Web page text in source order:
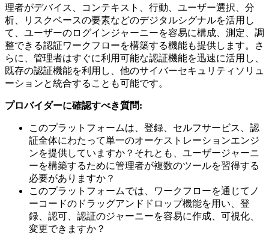
理者がデバイス、コンテキスト、行動、ユーザー選択、分
析、リスクベースの要素などのデジタルシグナルを活用し
て、ユーザーのログインジャーニーを容易に構成、測定、調
整できる認証ワークフローを構築する機能も提供します。さ
らに、管理者はすぐに利用可能な認証機能を迅速に活用し、
既存の認証機能を利用し、他のサイバーセキュリティソリュ
ーションと統合することも可能です。
プロバイダーに確認すべき質問:
このプラットフォームは、登録、セルフサービス、認
証全体にわたって単一のオーケストレーションエンジ
ンを提供していますか？それとも、ユーザージャーニ
ーを構築するために管理者が複数のツールを習得する
必要がありますか？
このプラットフォームでは、ワークフローを通じてノ
ーコードのドラッグアンドドロップ機能を用い、登
録、認可、認証のジャーニーを容易に作成、可視化、
変更できますか？